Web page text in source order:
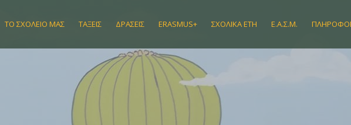
ΤΟ ΣΧΟΛΕΊΟ ΜΑΣ ΤΆΞΕΙΣ ΔΡΆΣΕΙΣ ERASMUS+ ΣΧΟΛΙΚΆ ΈΤΗ Ε.Α.Σ.Μ.